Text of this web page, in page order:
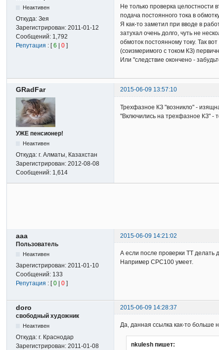
Неактивен
Откуда:Зея
Зарегистрирован:2011-01-12
Сообщений: 1,792
Репутация : [6 |0 ]
Не только проверка целостности
подача постоянного тока в
Я как-то заметил при вводе в
затухал очень долго, чуть не
обмоток постоянному току. Так
(соизмеримого с током КЗ)
Или "следствие окончено -
GRadFar 2015-06-09 13:57:10
УЖЕ пенсионер!
Неактивен
Откуда:г. Алматы, Казахстан
Зарегистрирован:2012-08-08
Сообщений: 1,614
Трехфазное КЗ "возникло" -
"Включились на трехфазное КЗ" -
aaa
2015-06-09 14:21:02
Пользователь
Неактивен
Зарегистрирован:2011-01-10
Сообщений: 133
Репутация : [0 |0 ]
А если после проверки ТТ
Например СРС100 умеет.
doro
2015-06-09 14:28:37
свободный художник
Неактивен
Откуда:г. Краснодар
Зарегистрирован:2011-01-08
Да, данная ссылка как-то больше
nkulesh пишет: